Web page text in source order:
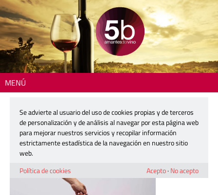
MENÚ
260708-vicente-gandia-wine-
enthusiat-03
8 julio, 2026
Se advierte al usuario del uso de cookies propias y de terceros
de personalización y de análisis al navegar por esta página web
para mejorar nuestros servicios y recopilar información
estrictamente estadística de la navegación en nuestro sitio
web.
Política de cookies
Acepto· No acepto